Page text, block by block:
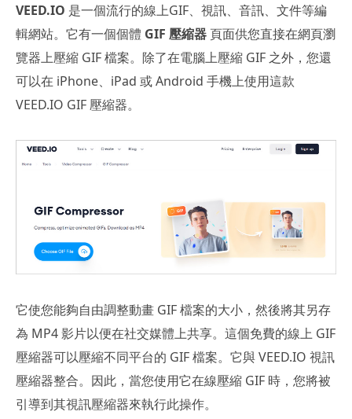
VEED.IO 是一個流行的線上GIF、視訊、音訊、文件等編
輯網站。它有一個個體 GIF 壓縮器 頁面供您直接在網頁瀏
覽器上壓縮 GIF 檔案。除了在電腦上壓縮 GIF 之外，您還
可以在 iPhone、iPad 或 Android 手機上使用這款
VEED.IO GIF 壓縮器。
它使您能夠自由調整動畫 GIF 檔案的大小，然後將其另存
為 MP4 影片以便在社交媒體上共享。這個免費的線上 GIF
壓縮器可以壓縮不同平台的 GIF 檔案。它與 VEED.IO 視訊
壓縮器整合。因此，當您使用它在線壓縮 GIF 時，您將被
引導到其視訊壓縮器來執行此操作。